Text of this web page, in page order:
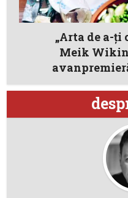
„Arta de a-ţi
Meik